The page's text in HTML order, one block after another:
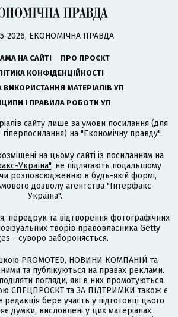
2026, ЕКОНОМІЧНА ПРАВДА
НА САЙТІ
ПРО ПРОЄКТ
КОНФІДЕНЦІЙНОСТІ
ВИКОРИСТАННЯ МАТЕРІАЛІВ УП
І ПРАВИЛА РОБОТИ УП
сайту лише за умови посилання (для
на "Економічну правду".
на цьому сайті із посиланням на
Україна", не підлягають подальшому
розповсюдженню в будь-якій формі,
дозволу агентства "Інтерфакс-
Україна".
передрук та відтворення фотографічних
творів правовласника Getty
- суворо забороняється.
PROMOTED, НОВИНИ КОМПАНІЙ та
та публікуються на правах реклами.
погляди, які в них промотуються.
СПЕЦПРОЄКТ та ЗА ПІДТРИМКИ також є
бере участь у підготовці цього
думки, висловлені у цих матеріалах.